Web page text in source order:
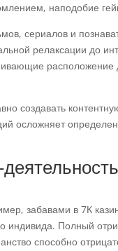
наподобие
сериалов и
релаксации до
расположение
создавать
осложняет
забавами в 7К
индивида. Полный
способно